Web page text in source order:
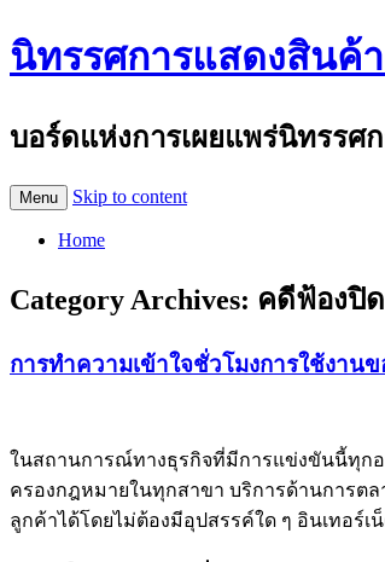
นิทรรศการแสดงสินค้
บอร์ดแห่งการเผยแพร่นิทรรศ
Menu Skip to content
Home
Category Archives: คดีฟ้องปิ
การทำความเข้าใจชั่วโมงการใช้งาน
ในสถานการณ์ทางธุรกิจที่มีการแข่งขันนี้ทุกอ
ครองกฎหมายในทุกสาขา บริการด้านการต
ลูกค้าได้โดยไม่ต้องมีอุปสรรค์ใด ๆ อินเทอ